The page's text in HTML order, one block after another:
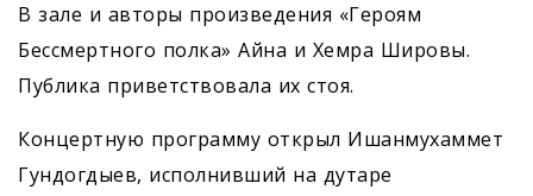
В зале и авторы произведения «Героям
Бессмертного полка» Айна и Хемра Шировы.
Публика приветствовала их стоя.
Концертную программу открыл Ишанмухаммет
Гундогдыев, исполнивший на дутаре